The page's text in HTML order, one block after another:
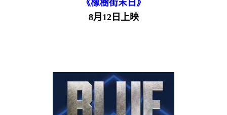
8月12日上映